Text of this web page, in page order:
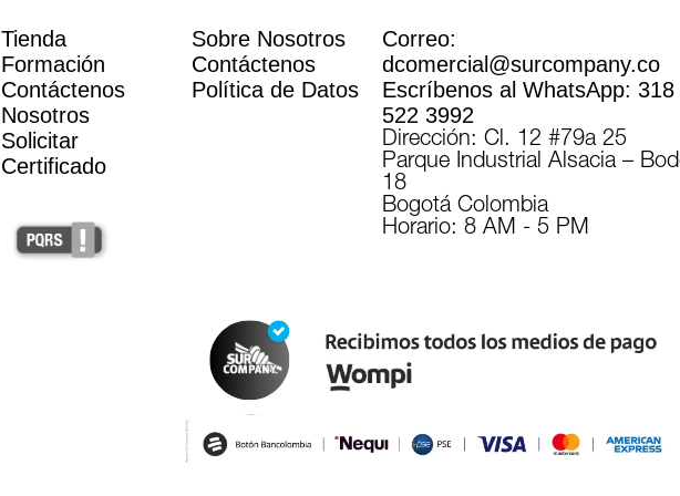
Tienda
Formación
Contáctenos
Nosotros
Solicitar
Certificado
Sobre Nosotros
Contáctenos
Política de Datos
Correo:
dcomercial@surcompany.co
Escríbenos al WhatsApp: 318
522 3992
Dirección: Cl. 12 #79a 25
Parque Industrial Alsacia –
18
Bogotá Colombia
Horario: 8 AM - 5 PM